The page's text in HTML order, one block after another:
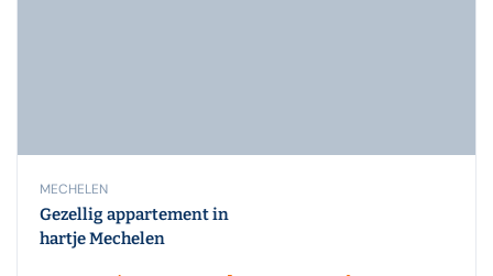
MECHELEN
Gezellig appartement in
hartje Mechelen